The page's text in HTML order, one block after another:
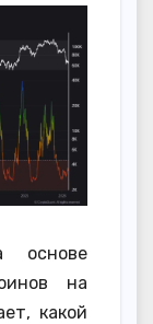
основе
на
какой